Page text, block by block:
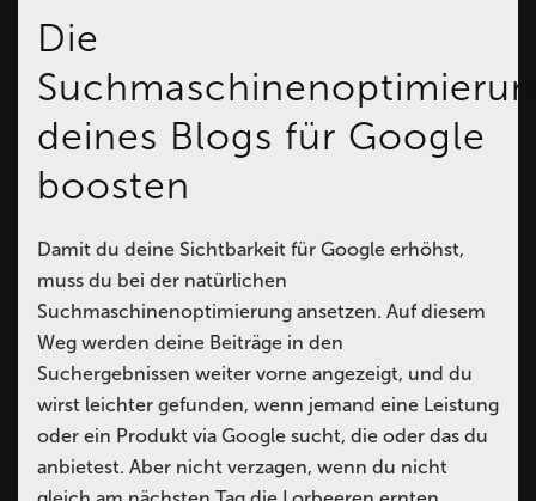
Die
deines Blogs für Google
boosten
Damit du deine Sichtbarkeit für Google erhöhst,
muss du bei der natürlichen
Suchmaschinenoptimierung ansetzen. Auf diesem
Weg werden deine Beiträge in den
Suchergebnissen weiter vorne angezeigt, und du
wirst leichter gefunden, wenn jemand eine Leistung
oder ein Produkt via Google sucht, die oder das du
anbietest. Aber nicht verzagen, wenn du nicht